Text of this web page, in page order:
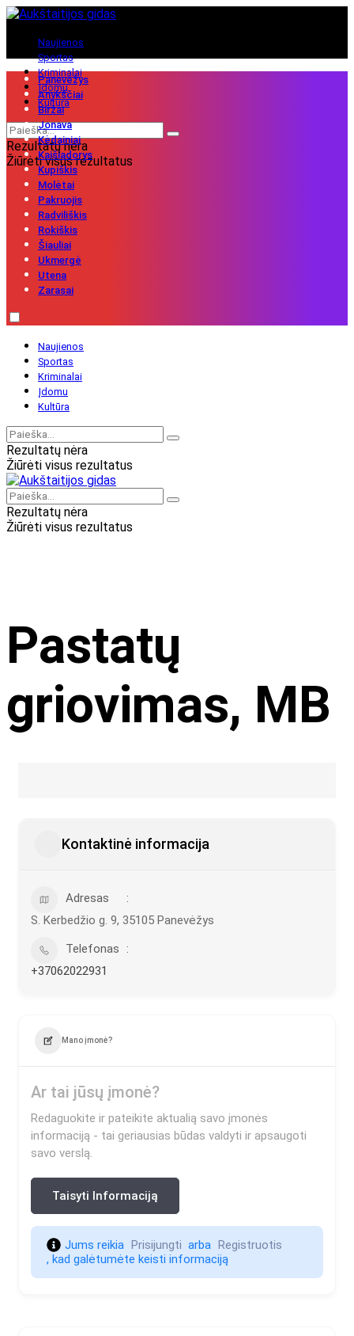
Naujienos
Sportas
Kriminalai
Įdomu
Kultūra
Rezultatų nėra
Žiūrėti visus rezultatus
Panevėžys
Anykščiai
Biržai
Jonava
Kėdainiai
Kaišiadorys
Kupiškis
Molėtai
Pakruojis
Radviliškis
Rokiškis
Šiauliai
Ukmergė
Utena
Zarasai
Naujienos
Sportas
Kriminalai
Įdomu
Kultūra
Rezultatų nėra
Žiūrėti visus rezultatus
Rezultatų nėra
Žiūrėti visus rezultatus
Pastatų
griovimas, MB
Kontaktinė informacija
Adresas
S. Kerbedžio g. 9, 35105 Panevėžys
Telefonas
+37062022931
Mano įmonė?
Ar tai jūsų įmonė?
Redaguokite ir pateikite aktualią savo įmonės
informaciją - tai geriausias būdas valdyti ir apsaugoti
savo verslą.
Taisyti Informaciją
Jums reikia Prisijungti arba Registruotis
, kad galėtumėte keisti informaciją